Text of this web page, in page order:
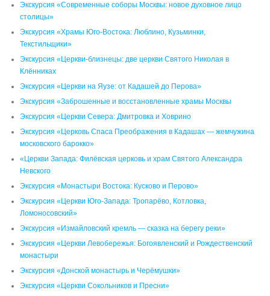
Экскурсия «Современные соборы Москвы: новое духовное лицо
столицы»
Экскурсия «Храмы Юго-Востока: Люблино, Кузьминки,
Текстильщики»
Экскурсия «Церкви-близнецы: две церкви Святого Николая в
Клённиках
Экскурсия «Церкви на Яузе: от Кадашей до Перова»
Экскурсия «Заброшенные и восстановленные храмы Москвы
Экскурсия «Церкви Севера: Дмитровка и Ховрино
Экскурсия «Церковь Спаса Преображения в Кадашах — жемчужина
московского барокко»
«Церкви Запада: Филёвская церковь и храм Святого Александра
Невского
Экскурсия «Монастыри Востока: Кусково и Перово»
Экскурсия «Церкви Юго-Запада: Тропарёво, Котловка,
Ломоносовский»
Экскурсия «Измайловский кремль — сказка на берегу реки»
Экскурсия «Церкви Левобережья: Богоявленский и Рождественский
монастыри
Экскурсия «Донской монастырь и Черёмушки»
Экскурсия «Церкви Сокольников и Пресни»